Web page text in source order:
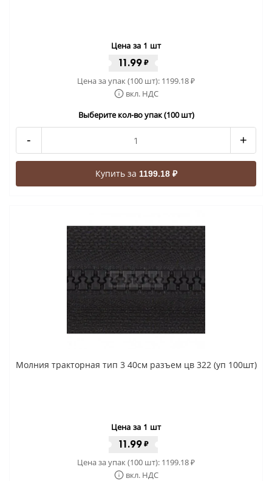
Цена за 1 шт
11.99 ₽
Цена за упак (100 шт): 1199.18₽
вкл. НДС
Выберите кол-во упак (100 шт)
- +
Купить за 1199.18 ₽
Молния тракторная тип 3 40см разъем цв 322 (уп 100шт)
Цена за 1 шт
11.99 ₽
Цена за упак (100 шт): 1199.18₽
вкл. НДС